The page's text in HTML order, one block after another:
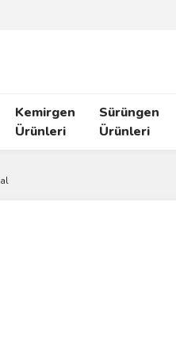
Kemirgen
Ürünleri
Sürüngen
Ürünleri